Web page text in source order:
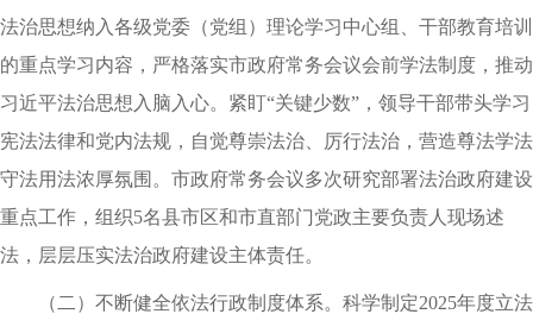
法治思想纳入各级党委（党组）理论学习中心组、干部教育培训
的重点学习内容，严格落实市政府常务会议会前学法制度，推动
习近平法治思想入脑入心。紧盯“关键少数”，领导干部带头学习
宪法法律和党内法规，自觉尊崇法治、厉行法治，营造尊法学法
守法用法浓厚氛围。市政府常务会议多次研究部署法治政府建设
重点工作，组织5名县市区和市直部门党政主要负责人现场述
法，层层压实法治政府建设主体责任。
（二）不断健全依法行政制度体系。科学制定2025年度立法